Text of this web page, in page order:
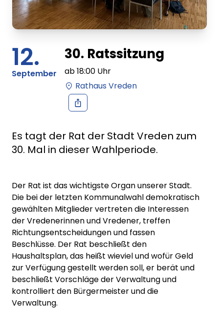
12.
September
30. Ratssitzung
ab18:00 Uhr
Rathaus Vreden
Es tagt der Rat der Stadt Vreden zum
30. Mal in dieser Wahlperiode.
Der Rat ist das wichtigste Organ unserer Stadt.
Die bei der letzten Kommunalwahl demokratisch
gewählten Mitglieder vertreten die Interessen
der Vredenerinnen und Vredener, treffen
Richtungsentscheidungen und fassen
Beschlüsse. Der Rat beschließt den
Haushaltsplan, das heißt wieviel und wofür Geld
zur Verfügung gestellt werden soll, er berät und
beschließt Vorschläge der Verwaltung und
kontrolliert den Bürgermeister und die
Verwaltung.